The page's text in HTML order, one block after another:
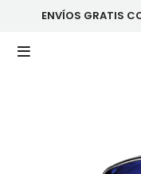
ENVÍOS GRATIS
